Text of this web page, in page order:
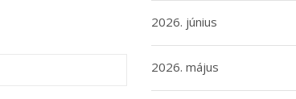
2026. június
2026. május